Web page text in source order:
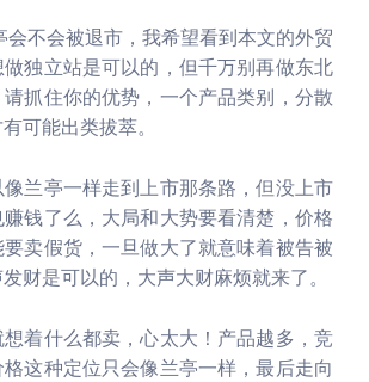
会不会被退市，我希望看到本文的外贸
做独立站是可以的，但千万别再做东北
抓住你的优势，一个产品类别，分散
可能出类拔萃。
兰亭一样走到上市那条路，但没上市
钱了么，大局和大势要看清楚，价格
卖假货，一旦做大了就意味着被告被
财是可以的，大声大财麻烦就来了。
着什么都卖，心太大！产品越多，竞
这种定位只会像兰亭一样，最后走向